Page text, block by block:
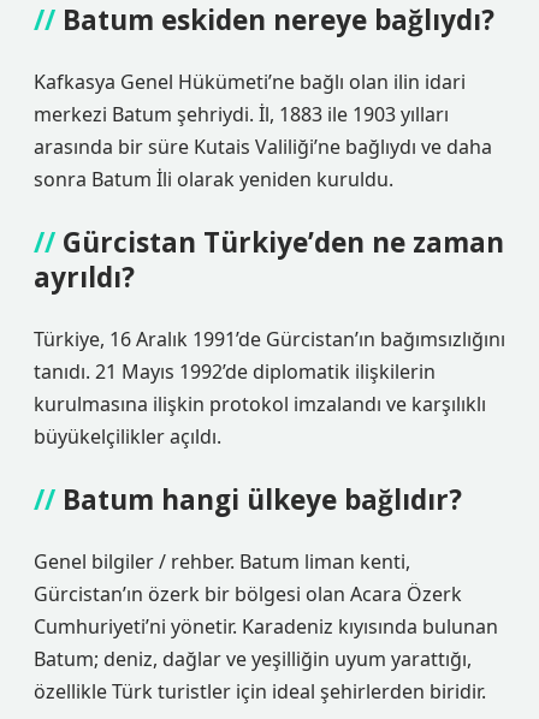
Batum eskiden nereye bağlıydı?
Kafkasya Genel Hükümeti’ne bağlı olan ilin idari
merkezi Batum şehriydi. İl, 1883 ile 1903 yılları
arasında bir süre Kutais Valiliği’ne bağlıydı ve daha
sonra Batum İli olarak yeniden kuruldu.
Gürcistan Türkiye’den ne zaman
ayrıldı?
Türkiye, 16 Aralık 1991’de Gürcistan’ın bağımsızlığını
tanıdı. 21 Mayıs 1992’de diplomatik ilişkilerin
kurulmasına ilişkin protokol imzalandı ve karşılıklı
büyükelçilikler açıldı.
Batum hangi ülkeye bağlıdır?
Genel bilgiler / rehber. Batum liman kenti,
Gürcistan’ın özerk bir bölgesi olan Acara Özerk
Cumhuriyeti’ni yönetir. Karadeniz kıyısında bulunan
Batum; deniz, dağlar ve yeşilliğin uyum yarattığı,
özellikle Türk turistler için ideal şehirlerden biridir.